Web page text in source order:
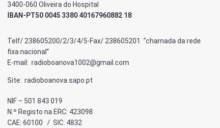
3400-060 Oliveira do Hospital
IBAN-PT50 0045 3380 40167960882 18
Telf/ 238605200/2/3/4/5-Fax/ 238605201 “chamada da rede
fixa nacional”
E-mail: radioboanova1002@gmail.com
Site: radioboanova.sapo.pt
NIF – 501 843 019
N.º Registo na ERC: 423098
CAE: 60100 / SIC: 4832